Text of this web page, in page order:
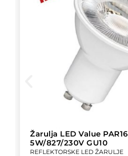
Žarulja LED Value
5W/827/230V GU10
REFLEKTORSKE LED ŽARULJE